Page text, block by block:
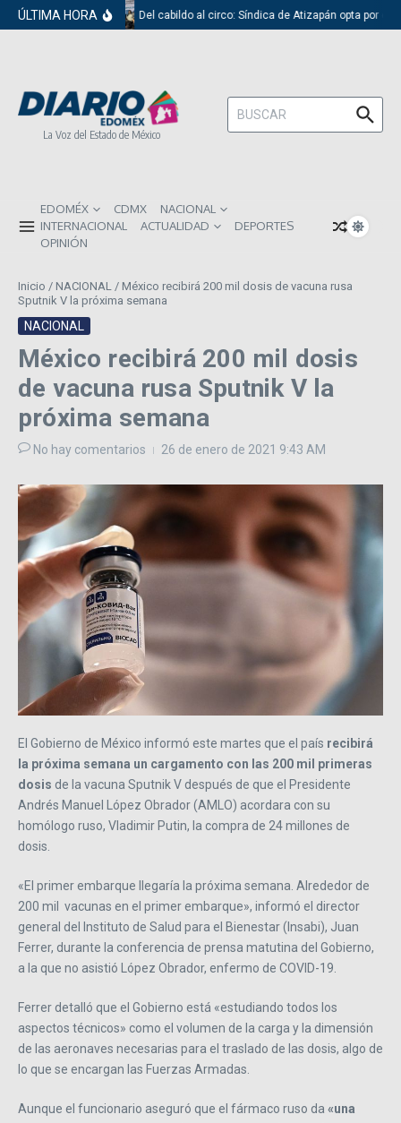
Saltar al contenido
ÚLTIMA HORA Del cabildo al circo: Síndica de Atizapán opta por el
La Voz del Estado de México
Buscar:
EDOMÉX CDMX
NACIONAL
INTERNACIONAL
ACTUALIDAD
DEPORTES
OPINIÓN
Inicio / NACIONAL / México recibirá 200 mil dosis de vacuna rusa
Sputnik V la próxima semana
NACIONAL
México recibirá 200 mil dosis
de vacuna rusa Sputnik V la
próxima semana
No hay comentarios 26 de enero de 2021 9:43 AM
El Gobierno de México informó este martes que el país recibirá
la próxima semana un cargamento con las 200 mil primeras
dosis de la vacuna Sputnik V después de que el Presidente
Andrés Manuel López Obrador (AMLO) acordara con su
homólogo ruso, Vladimir Putin, la compra de 24 millones de
dosis.
«El primer embarque llegaría la próxima semana. Alrededor de
200 mil vacunas en el primer embarque», informó el director
general del Instituto de Salud para el Bienestar (Insabi), Juan
Ferrer, durante la conferencia de prensa matutina del Gobierno,
a la que no asistió López Obrador, enfermo de COVID-19.
Ferrer detalló que el Gobierno está «estudiando todos los
aspectos técnicos» como el volumen de la carga y la dimensión
de las aeronaves necesarias para el traslado de las dosis, algo de
lo que se encargan las Fuerzas Armadas.
Aunque el funcionario aseguró que el fármaco ruso da «una